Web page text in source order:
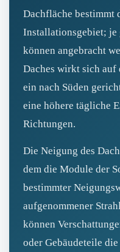
Dachfläche bestimmt
Installationsgebiet; je
können angebracht
Daches wirkt sich auf
ein nach Süden
eine höhere tägliche
Richtungen.
Die Neigung des
dem die Module der
bestimmter
aufgenommener
können
oder Gebäudeteile